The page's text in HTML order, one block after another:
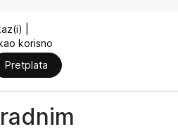
|
korisno
Pretplata